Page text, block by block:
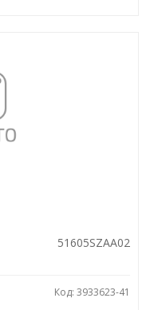
51605SZAA02
Код: 3933623-41